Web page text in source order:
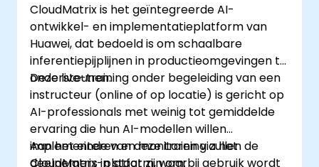
CloudMatrix is het geïntegreerde AI-
ontwikkel- en implementatieplatform van
Huawei, dat bedoeld is om schaalbare
inferentiepijplijnen in productieomgevingen te
ondersteunen.
Deze live-training onder begeleiding van een
instructeur (online of op locatie) is gericht op
AI-professionals met weinig tot gemiddelde
ervaring die hun AI-modellen willen
implementeren en monitoren via het
CloudMatrix-platform, waarbij gebruik wordt
Aan het einde van deze training zullen de
deelnemers in staat zijn om: